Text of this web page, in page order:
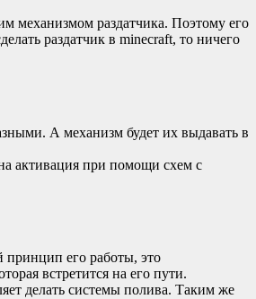
механизмом раздатчика. Поэтому его
раздатчик в minecraft, то ничего
А механизм будет их выдавать в
активация при помощи схем с
принцип его работы, это
встретится на его пути.
делать системы полива. Таким же